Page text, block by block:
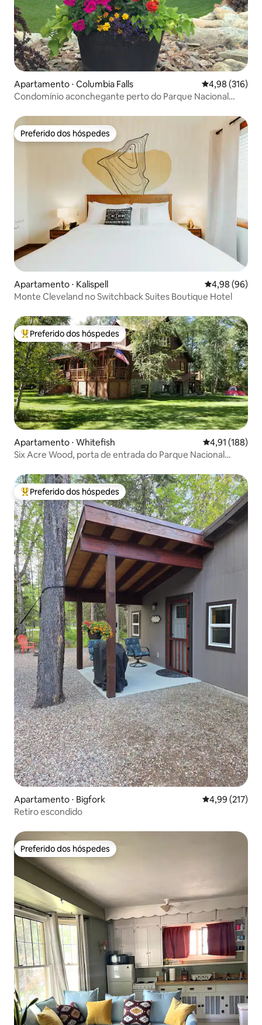
Apartamento ⋅ Columbia Falls 4,98 de uma
4,98 (316)
Condomínio aconchegante perto do Parque Nacional
Preferido dos hóspedes
Preferido dos hóspedes
Apartamento ⋅ Kalispell 4,98 de uma
4,98 (96)
Monte Cleveland no Switchback Suites Boutique Hotel
Entre os melhores preferidos dos hóspedes
Preferido dos hóspedes
Apartamento ⋅ Whitefish 4,91 de uma
4,91 (188)
Six Acre Wood, porta de entrada do Parque Nacional
Entre os melhores preferidos dos hóspedes
Preferido dos hóspedes
Apartamento ⋅ Bigfork 4,99 de uma
4,99 (217)
Retiro escondido
Preferido dos hóspedes
Preferido dos hóspedes